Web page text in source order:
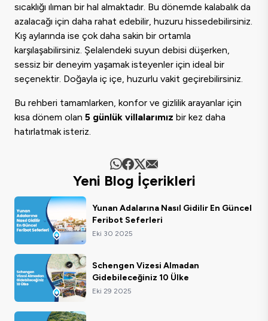
sıcaklığı ılıman bir hal almaktadır. Bu dönemde kalabalık da
azalacağı için daha rahat edebilir, huzuru hissedebilirsiniz.
Kış aylarında ise çok daha sakin bir ortamla
karşılaşabilirsiniz. Şelalendeki suyun debisi düşerken,
sessiz bir deneyim yaşamak isteyenler için ideal bir
seçenektir. Doğayla iç içe, huzurlu vakit geçirebilirsiniz.
Bu rehberi tamamlarken, konfor ve gizlilik arayanlar için
kısa dönem olan 5 günlük villalarımız bir kez daha
hatırlatmak isteriz.
Yeni Blog İçerikleri
Yunan Adalarına Nasıl Gidilir En Güncel
Feribot Seferleri
Eki 30 2025
Schengen Vizesi Almadan
Gidebileceğiniz 10 Ülke
Eki 29 2025